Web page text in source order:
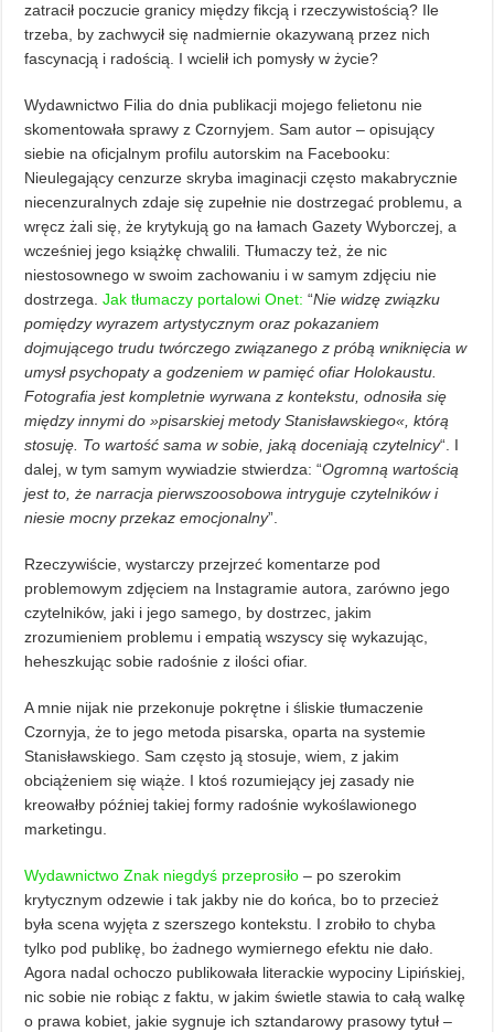
zatracił poczucie granicy między fikcją i rzeczywistością? Ile
trzeba, by zachwycił się nadmiernie okazywaną przez nich
fascynacją i radością. I wcielił ich pomysły w życie?
Wydawnictwo Filia do dnia publikacji mojego felietonu nie
skomentowała sprawy z Czornyjem. Sam autor – opisujący
siebie na oficjalnym profilu autorskim na Facebooku:
Nieulegający cenzurze skryba imaginacji często makabrycznie
niecenzuralnych zdaje się zupełnie nie dostrzegać problemu, a
wręcz żali się, że krytykują go na łamach Gazety Wyborczej, a
wcześniej jego książkę chwalili. Tłumaczy też, że nic
niestosownego w swoim zachowaniu i w samym zdjęciu nie
dostrzega. Jak tłumaczy portalowi Onet: “Nie widzę związku
pomiędzy wyrazem artystycznym oraz pokazaniem
dojmującego trudu twórczego związanego z próbą wniknięcia w
umysł psychopaty a godzeniem w pamięć ofiar Holokaustu.
Fotografia jest kompletnie wyrwana z kontekstu, odnosiła się
między innymi do »pisarskiej metody Stanisławskiego«, którą
stosuję. To wartość sama w sobie, jaką doceniają czytelnicy“. I
dalej, w tym samym wywiadzie stwierdza: “Ogromną wartością
jest to, że narracja pierwszoosobowa intryguje czytelników i
niesie mocny przekaz emocjonalny”.
Rzeczywiście, wystarczy przejrzeć komentarze pod
problemowym zdjęciem na Instagramie autora, zarówno jego
czytelników, jaki i jego samego, by dostrzec, jakim
zrozumieniem problemu i empatią wszyscy się wykazując,
heheszkując sobie radośnie z ilości ofiar.
A mnie nijak nie przekonuje pokrętne i śliskie tłumaczenie
Czornyja, że to jego metoda pisarska, oparta na systemie
Stanisławskiego. Sam często ją stosuje, wiem, z jakim
obciążeniem się wiąże. I ktoś rozumiejący jej zasady nie
kreowałby później takiej formy radośnie wykoślawionego
marketingu.
Wydawnictwo Znak niegdyś przeprosiło – po szerokim
krytycznym odzewie i tak jakby nie do końca, bo to przecież
była scena wyjęta z szerszego kontekstu. I zrobiło to chyba
tylko pod publikę, bo żadnego wymiernego efektu nie dało.
Agora nadal ochoczo publikowała literackie wypociny Lipińskiej,
nic sobie nie robiąc z faktu, w jakim świetle stawia to całą walkę
o prawa kobiet, jakie sygnuje ich sztandarowy prasowy tytuł –